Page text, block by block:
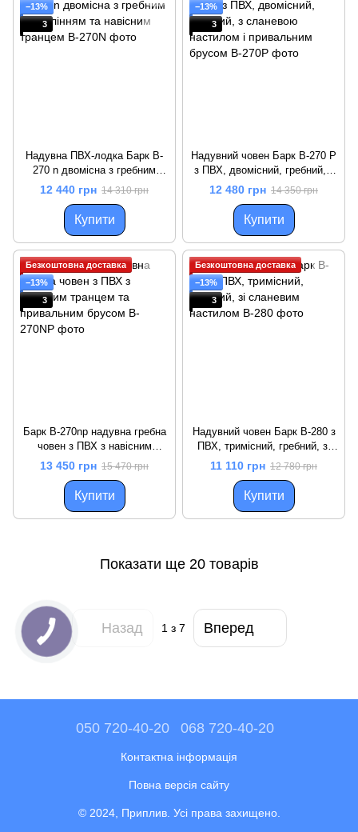
−13%
3
Надувна ПВХ-лодка Барк B-
270 n двомісна з гребним
управлінням та навісним
транцем
12 440 грн 14 310 грн
Купити
−13%
3
Надувний човен Барк B-270 P
з ПВХ, двомісний, гребний, з
сланевою настилом і
привальним брусом
12 480 грн 14 350 грн
Купити
Безкоштовна доставка
−13%
3
Барк B-270np надувна гребна
човен з ПВХ з навісним
транцем та привальним
брусом
13 450 грн 15 470 грн
Купити
Безкоштовна доставка
−13%
3
Надувний човен Барк B-280 з
ПВХ, тримісний, гребний, зі
сланевим настилом
11 110 грн 12 780 грн
Купити
Показати ще 20 товарів
Назад 1з 7 Вперед
050 720-40-20 068 720-40-20
Контактна інформація
Повна версія сайту
© 2024, Приплив. Усі права захищено.